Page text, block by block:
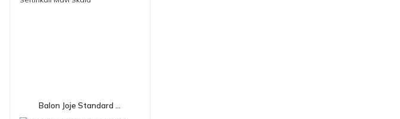
Balon Joje Standard ...